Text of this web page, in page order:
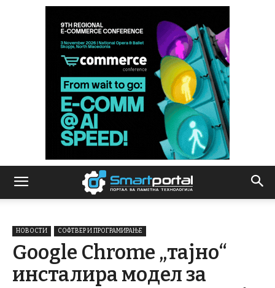
НОВОСТИ СОФТВЕР И ПРОГРАМИРАЊЕ
Google Chrome „тајно“
инсталира модел за